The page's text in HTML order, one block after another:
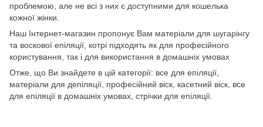
проблемою, але не всі з них є доступними для кошелька
кожної жінки.
Наш Інтернет-магазин пропонує Вам матеріали для шугарінгу
та воскової епіляції, котрі підходять як для професійного
користування, так і для використання в домашніх умовах
Отже, що Ви знайдете в цій категорії: все для епіляції,
матеріали для депіляції, професійний віск, касетний віск, все
для епіляції в домашніх умовах, стрічки для епіляції.